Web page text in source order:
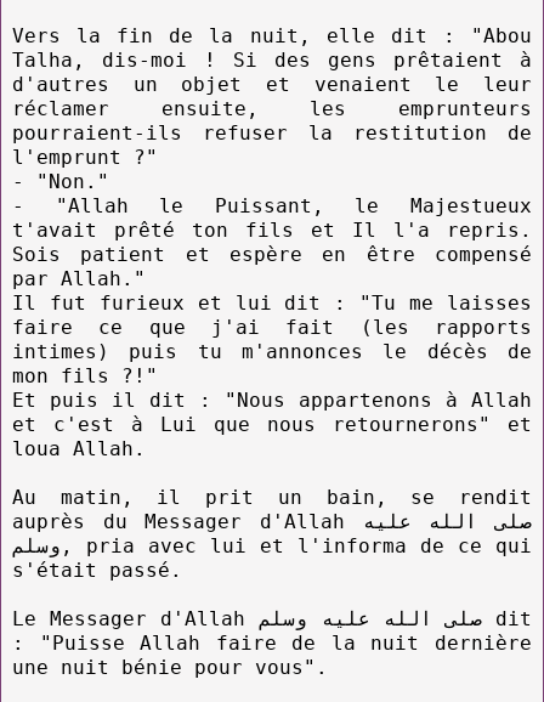
Vers la fin de la nuit, elle dit : "Abou
Talha, dis-moi ! Si des gens prêtaient à
d'autres un objet et venaient le leur
réclamer ensuite, les emprunteurs
pourraient-ils refuser la restitution de
l'emprunt ?"
- "Non."
- "Allah le Puissant, le Majestueux
t'avait prêté ton fils et Il l'a repris.
Sois patient et espère en être compensé
par Allah."
Il fut furieux et lui dit : "Tu me laisses
faire ce que j'ai fait (les rapports
intimes) puis tu m'annonces le décès de
mon fils ?!"
Et puis il dit : "Nous appartenons à Allah
et c'est à Lui que nous retournerons" et
loua Allah.
Au matin, il prit un bain, se rendit
auprès du Messager d'Allah صلى الله عليه
وسلم, pria avec lui et l'informa de ce qui
s'était passé.
Le Messager d'Allah صلى الله عليه وسلم dit
: "Puisse Allah faire de la nuit dernière
une nuit bénie pour vous".